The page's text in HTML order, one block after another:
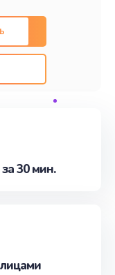
ремонт с
а
на
30 мин.